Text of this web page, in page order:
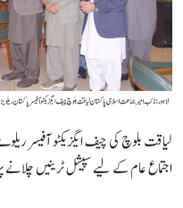
لیاقت بلوچ کی چیف ایگزیکٹو آفیسر
اجتماع عام کے لیے سپیشل ٹرینیں چلانے